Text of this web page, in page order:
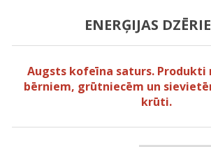
ENERĢIJAS
Augsts kofeīna saturs. Produkti
bērniem, grūtniecēm un
krūti.